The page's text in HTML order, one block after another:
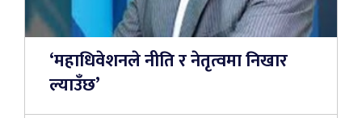
‘महाधिवेशनले नीति र नेतृत्वमा निखार
ल्याउँछ’